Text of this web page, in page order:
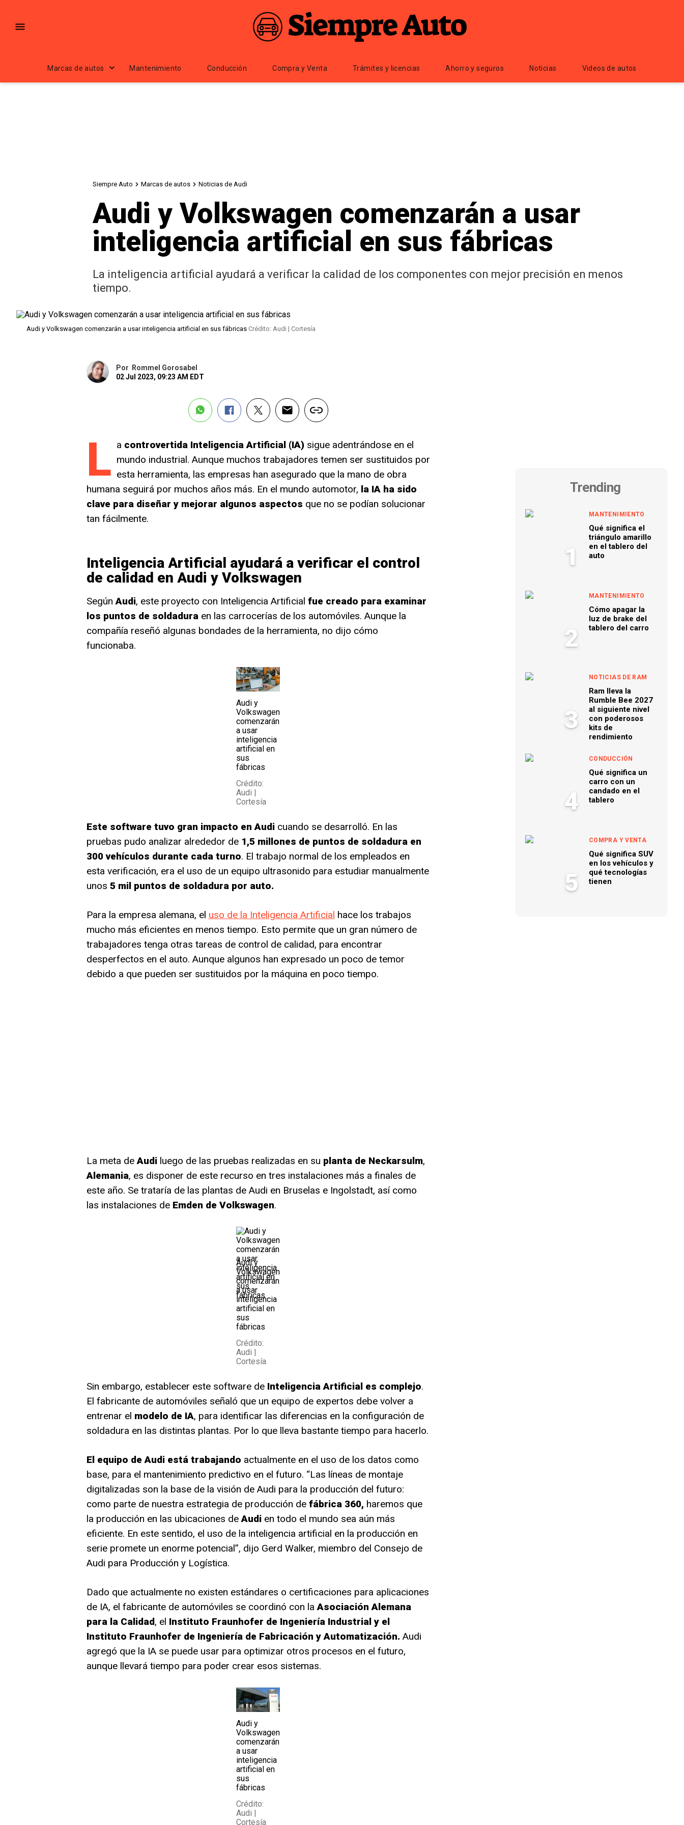
Marcas de autos Mantenimiento Conducción Compra y Venta Trámites y licencias Ahorro y seguros Noticias Videos de autos
Siempre Auto Marcas de autos Noticias de Audi
Audi y Volkswagen comenzarán a usar
inteligencia artificial en sus fábricas
La inteligencia artificial ayudará a verificar la calidad de los componentes con mejor precisión en menos
tiempo.
Audi y Volkswagen comenzarán a usar inteligencia artificial en sus fábricas Crédito: Audi | Cortesía
Por
Rommel Gorosabel
02 Jul 2023, 09:23 AM EDT
L a controvertida Inteligencia Artificial (IA)sigue adentrándose en el
mundo industrial. Aunque muchos trabajadores temen ser sustituidos por
esta herramienta, las empresas han asegurado que la mano de obra
humana seguirá por muchos años más. En el mundo automotor, la IA ha sido
clave para diseñar y mejorar algunos aspectos que no se podían solucionar
tan fácilmente.
Inteligencia Artificial ayudará a verificar el control
de calidad en Audi y Volkswagen
Según Audi, este proyecto con Inteligencia Artificial fue creado para examinar
los puntos de soldaduraen las carrocerías de los automóviles. Aunque la
compañía reseñó algunas bondades de la herramienta, no dijo cómo
funcionaba.
Audi y
Volkswagen
comenzarán
a usar
inteligencia
artificial en
sus
fábricas
Crédito:
Audi |
Cortesía
Este software tuvo gran impacto en Audi cuando se desarrolló. En las
pruebas pudo analizar alrededor de 1,5 millones de puntos de soldadura en
300 vehículos durante cada turno. El trabajo normal de los empleados en
esta verificación, era el uso de un equipo ultrasonido para estudiar manualmente
unos 5 mil puntos de soldadura por auto.
Para la empresa alemana, el uso de la Inteligencia Artificial hace los trabajos
mucho más eficientes en menos tiempo. Esto permite que un gran número de
trabajadores tenga otras tareas de control de calidad, para encontrar
desperfectos en el auto. Aunque algunos han expresado un poco de temor
debido a que pueden ser sustituidos por la máquina en poco tiempo.
La meta deAudi luego de las pruebas realizadas en su planta de Neckarsulm,
Alemania, es disponer de este recurso en tres instalaciones más a finales de
este año. Se trataría de las plantas de Audi en Bruselas e Ingolstadt, así como
las instalaciones de Emden de Volkswagen.
Audi y
Volkswagen
comenzarán
a usar
inteligencia
artificial en
sus
fábricas
Crédito:
Audi |
Cortesía
Sin embargo, establecer este software de Inteligencia Artificial es complejo.
El fabricante de automóviles señaló que un equipo de expertos debe volver a
entrenar el modelo de IA, para identificar las diferencias en la configuración de
soldadura en las distintas plantas. Por lo que lleva bastante tiempo para hacerlo.
El equipo de Audi está trabajando actualmente en el uso de los datos como
base, para el mantenimiento predictivo en el futuro. “Las líneas de montaje
digitalizadas son la base de la visión de Audi para la producción del futuro:
como parte de nuestra estrategia de producción de fábrica 360, haremos que
la producción en las ubicaciones deAudi en todo el mundo sea aún más
eficiente. En este sentido, el uso de la inteligencia artificial en la producción en
serie promete un enorme potencial”, dijo Gerd Walker, miembro del Consejo de
Audi para Producción y Logística.
Dado que actualmente no existen estándares o certificaciones para aplicaciones
de IA, el fabricante de automóviles se coordinó con laAsociación Alemana
para la Calidad, el Instituto Fraunhofer de Ingeniería Industrial y el
Instituto Fraunhofer de Ingeniería de Fabricación y Automatización. Audi
agregó que la IA se puede usar para optimizar otros procesos en el futuro,
aunque llevará tiempo para poder crear esos sistemas.
Audi y
Volkswagen
comenzarán
a usar
inteligencia
artificial en
sus
fábricas
Crédito:
Audi |
Cortesía
Trending
1
MANTENIMIENTO
Qué significa el
triángulo amarillo
en el tablero del
auto
2
MANTENIMIENTO
Cómo apagar la
luz de brake del
tablero del carro
3
NOTICIAS DE RAM
Ram lleva la
Rumble Bee 2027
al siguiente nivel
con poderosos
kits de
rendimiento
4
CONDUCCIÓN
Qué significa un
carro con un
candado en el
tablero
5
COMPRA Y VENTA
Qué significa SUV
en los vehículos y
qué tecnologías
tienen